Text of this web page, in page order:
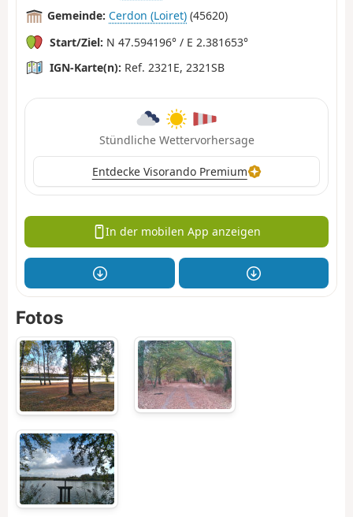
Gemeinde: Cerdon (Loiret) (45620)
Start/Ziel: N 47.594196° / E 2.381653°
IGN-Karte(n): Ref. 2321E, 2321SB
Stündliche Wettervorhersage
Entdecke Visorando Premium
In der mobilen App anzeigen
Fotos